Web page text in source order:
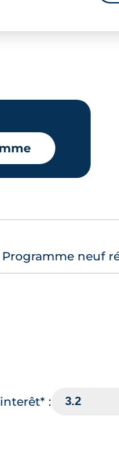
Programme neuf
: